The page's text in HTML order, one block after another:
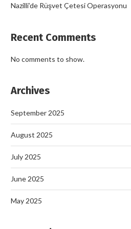
Nazilli’de Rüşvet Çetesi Operasyonu
Recent Comments
No comments to show.
Archives
September 2025
August 2025
July 2025
June 2025
May 2025